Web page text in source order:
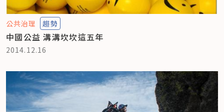
公共治理 趨勢
中國公益 溝溝坎坎這五年
2014.12.16